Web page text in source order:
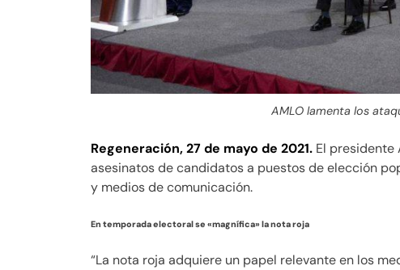
AMLO lamenta los
Regeneración, 27 de mayo de 2021. El presidente
asesinatos de candidatos a puestos de elección
y medios de comunicación.
En temporada electoral se «magnífica» la nota roja
“La nota roja adquiere un papel relevante en los